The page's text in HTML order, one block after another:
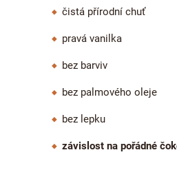
čistá přírodní chuť
pravá vanilka
bez barviv
bez palmového oleje
bez lepku
závislost na pořádné